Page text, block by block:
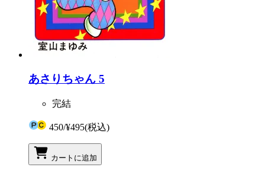
あさりちゃん 5
完結
450/¥495(税込)
カートに追加